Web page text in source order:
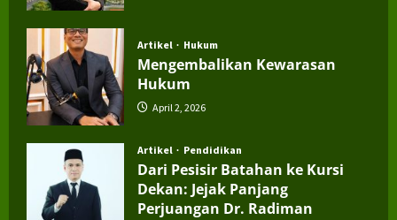
Artikel Hukum
Mengembalikan Kewarasan
Hukum
April 2, 2026
Artikel Pendidikan
Dari Pesisir Batahan ke Kursi
Dekan: Jejak Panjang
Perjuangan Dr. Radiman